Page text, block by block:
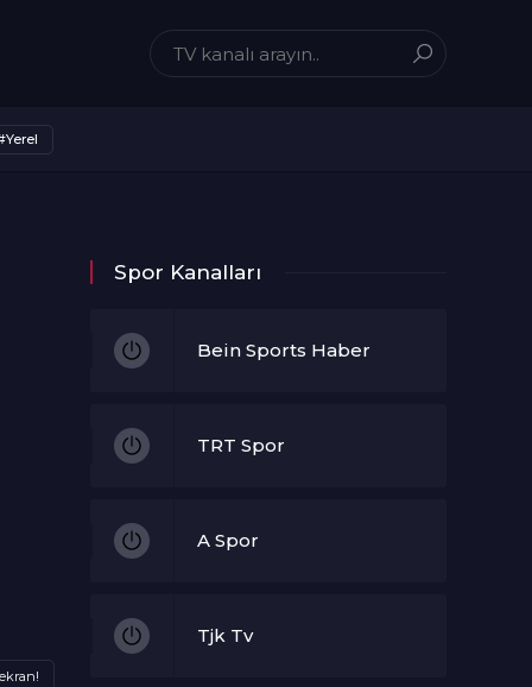
Spor Kanalları
Bein Sports Haber
TRT Spor
A Spor
Tjk Tv